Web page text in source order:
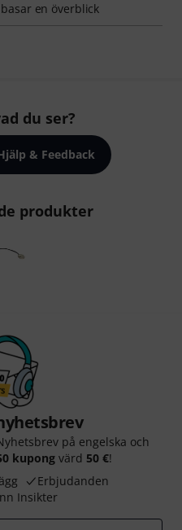
en överblick
du ser?
& Feedback
produkter
på engelska och
kupong värd 50 €!
Erbjudanden
Insikter